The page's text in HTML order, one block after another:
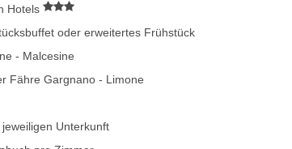
Hotels
oder erweitertes Frühstück
- Malcesine
Fähre Gargnano - Limone
Unterkunft